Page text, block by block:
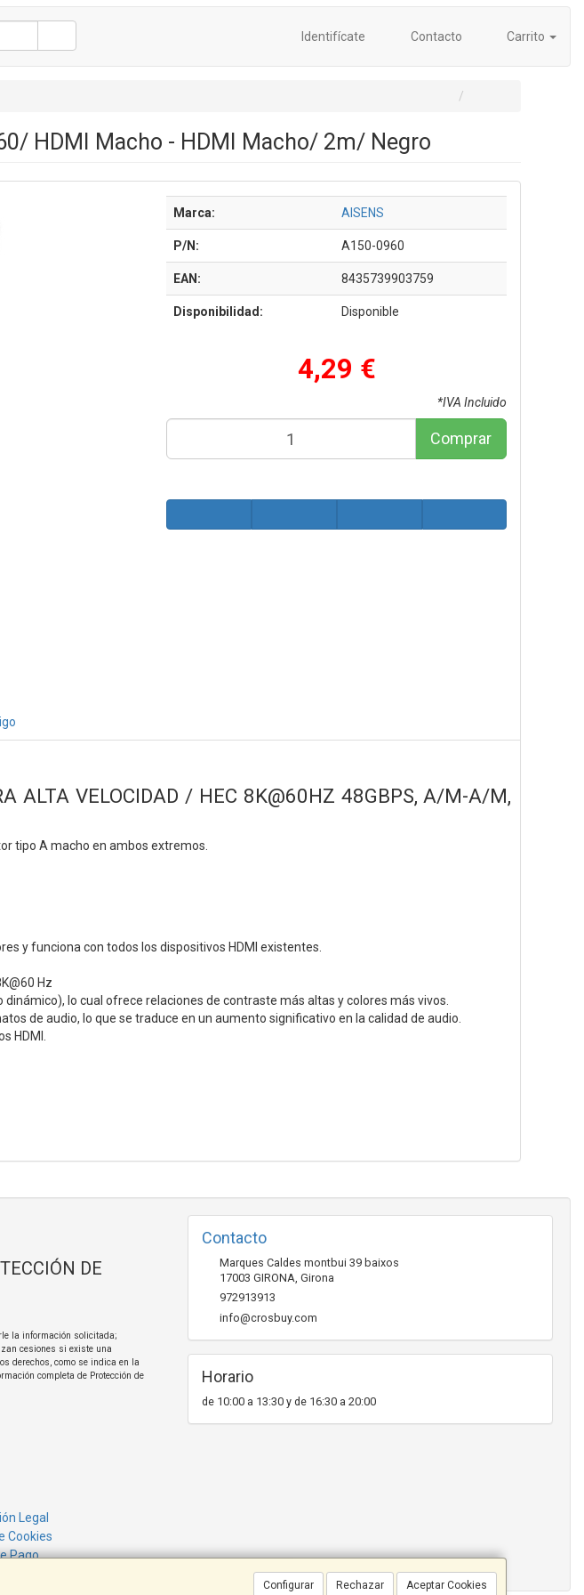
Identifícate Contacto Carrito
HDMI Macho - HDMI Macho/ 2m/ Negro
Marca: AISENS
P/N: A150-0960
EAN: 8435739903759
Disponibilidad: Disponible
4,29 €
*IVA Incluido
Comprar
ALTA VELOCIDAD / HEC 8K@60HZ 48GBPS, A/M-A/M,
tipo A macho en ambos extremos.
y funciona con todos los dispositivos HDMI existentes.
Hz
dinámico), lo cual ofrece relaciones de contraste más altas y colores más vivos.
de audio, lo que se traduce en un aumento significativo en la calidad de audio.
HDMI.
Configurar Rechazar Aceptar Cookies
DE
la información solicitada;
cesiones si existe una
derechos, como se indica en la
completa de Protección de
Legal
Cookies
Pago
Contacto
Marques Caldes montbui 39 baixos
17003 GIRONA, Girona
972913913
info@crosbuy.com
Horario
de 10:00 a 13:30 y de 16:30 a 20:00